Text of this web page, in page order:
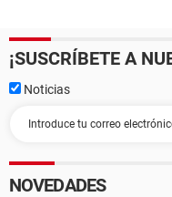
¡SUSCRÍBETE A
Noticias
NOVEDADES